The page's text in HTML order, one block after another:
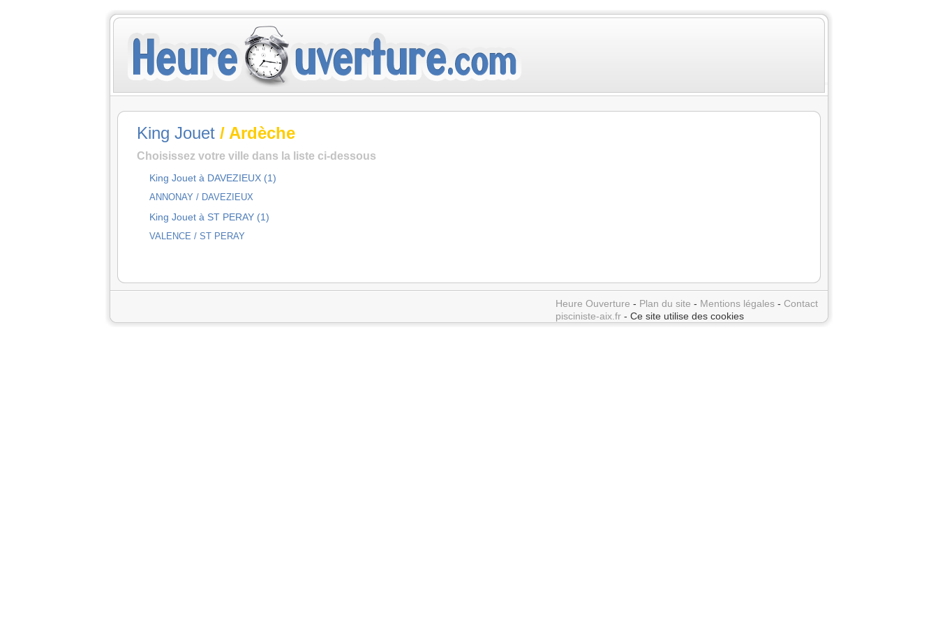
King Jouet / Ardèche
Choisissez votre ville dans la liste ci-dessous
King Jouet à DAVEZIEUX (1)
ANNONAY / DAVEZIEUX
King Jouet à ST PERAY (1)
VALENCE / ST PERAY
Heure Ouverture - Plan du site - Mentions légales - Contact
pisciniste-aix.fr - Ce site utilise des cookies